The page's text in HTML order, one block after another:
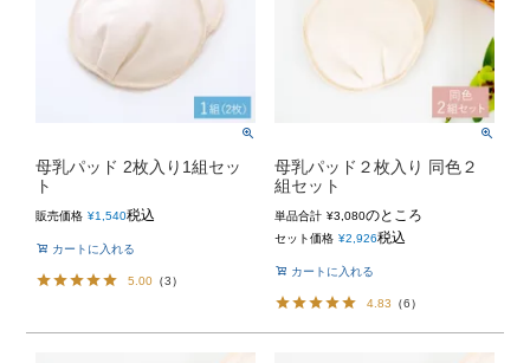
母乳パッド 2枚入り1組セッ
ト
販売価格 ¥1,540税込
カートに入れる
5.00 （3）
母乳パッド２枚入り 同色２
組セット
単品合計 ¥3,080のところ
セット価格 ¥2,926税込
カートに入れる
4.83 （6）